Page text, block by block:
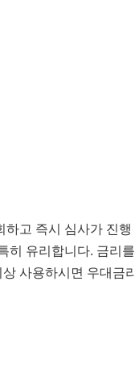
하고 즉시 심사가 진행
히 유리합니다. 금리를
사용하시면 우대금리